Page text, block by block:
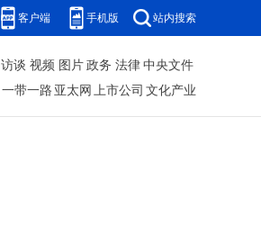
客户端 手机版 站内搜索
访谈 视频 图片 政务 法律 中央文件
一带一路 亚太网 上市公司 文化产业